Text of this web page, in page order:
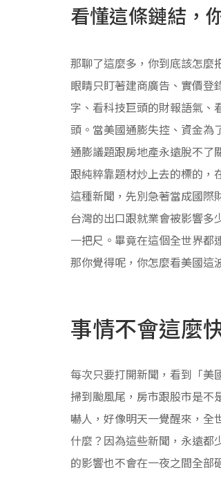
看懂這條鏈結，
那聊了這麼多，你到底該怎
眼睛只盯著建商廣告、實價登
字、看科技巨頭的財報語氣、
頭。當美國通膨失控、資金為
通膨議題跟房地產永遠脫不
跟純粹靠題材炒上去的標的，
這種新聞，先別急著當成國際
台灣的出口跟就業會被影響多
一把尺。畢竟在這個全世界都
那你覺得呢，你怎麼看美國這
事情不會這麼
每次只要打開新聞，看到「
掃到颱風尾，房市跟股市是不
嚇人，好像明天一覺醒來，全
什麼？因為這些新聞，永遠
的影響也不會在一夜之間全部